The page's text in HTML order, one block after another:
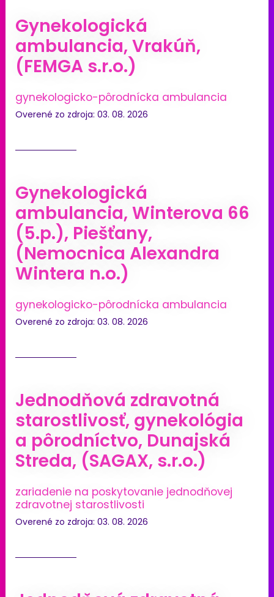
Gynekologická
ambulancia, Vrakúň,
(FEMGA s.r.o.)
gynekologicko-pôrodnícka ambulancia
Overené zo zdroja: 03. 08. 2026
Gynekologická
ambulancia, Winterova 66
(5.p.), Piešťany,
(Nemocnica Alexandra
Wintera n.o.)
gynekologicko-pôrodnícka ambulancia
Overené zo zdroja: 03. 08. 2026
Jednodňová zdravotná
starostlivosť, gynekológia
a pôrodníctvo, Dunajská
Streda, (SAGAX, s.r.o.)
zariadenie na poskytovanie jednodňovej
zdravotnej starostlivosti
Overené zo zdroja: 03. 08. 2026